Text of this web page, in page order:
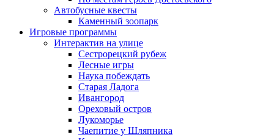
Автобусные квесты
Каменный зоопарк
Игровые программы
Интерактив на улице
Сестрорецкий рубеж
Лесные игры
Наука побеждать
Старая Ладога
Ивангород
Ореховый остров
Лукоморье
Чаепитие у Шляпника